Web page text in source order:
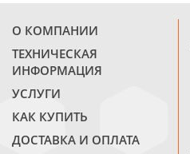
О КОМПАНИИ
ТЕХНИЧЕСКАЯ
ИНФОРМАЦИЯ
УСЛУГИ
КАК КУПИТЬ
ДОСТАВКА И ОПЛАТА